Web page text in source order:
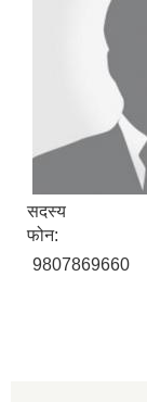
सदस्य
फोन:
9807869660